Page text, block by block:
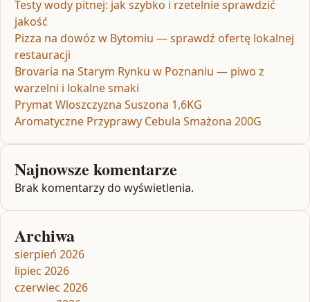
Testy wody pitnej: jak szybko i rzetelnie sprawdzić
jakość
Pizza na dowóz w Bytomiu — sprawdź ofertę lokalnej
restauracji
Brovaria na Starym Rynku w Poznaniu — piwo z
warzelni i lokalne smaki
Prymat Wloszczyzna Suszona 1,6KG
Aromatyczne Przyprawy Cebula Smażona 200G
Najnowsze komentarze
Brak komentarzy do wyświetlenia.
Archiwa
sierpień 2026
lipiec 2026
czerwiec 2026